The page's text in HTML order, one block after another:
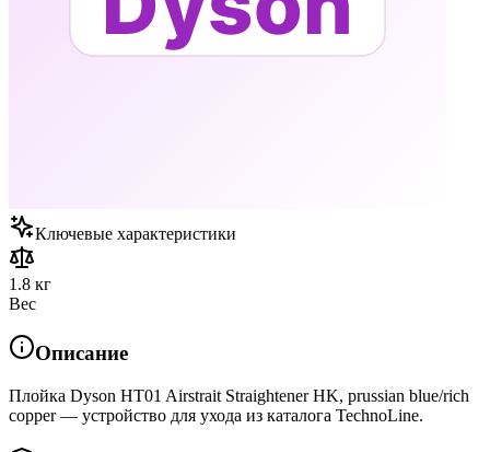
Ключевые характеристики
1.8 кг
Вес
Описание
Плойка Dyson HT01 Airstrait Straightener HK, prussian blue/rich
copper — устройство для ухода из каталога TechnoLine.